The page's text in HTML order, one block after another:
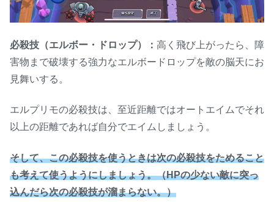
必殺技（エルボー・ドロップ）： 高く飛び上がったら、障
害物まで破壊する強力なエルボードロップを敵の脳天にお
見舞いする。
エルプリモの必殺技は、至近距離ではオートエイムでそれ
以上の距離であれば自分でエイムしましょう。
そして、この必殺技を使うときは次の必殺技をためること
も考えて使うようにしましょう。（HPの少ない敵に突っ
込んだら次の必殺技が溜まらない。）